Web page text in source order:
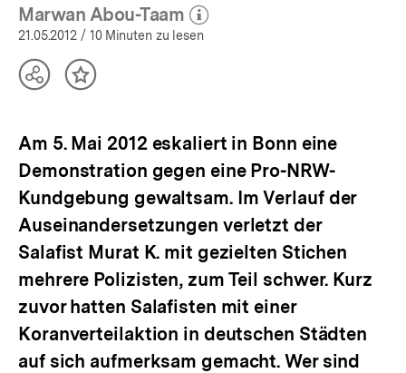
Marwan Abou-Taam
(Mehr zum Autor)
öffnen
21.05.2012 / 10 Minuten zu lesen
TeilenInhalt
Am 5. Mai 2012 eskaliert in Bonn eine
Demonstration gegen eine Pro-NRW-
Kundgebung gewaltsam. Im Verlauf der
Auseinandersetzungen verletzt der
Salafist Murat K. mit gezielten Stichen
mehrere Polizisten, zum Teil schwer. Kurz
zuvor hatten Salafisten mit einer
Koranverteilaktion in deutschen Städten
auf sich aufmerksam gemacht. Wer sind